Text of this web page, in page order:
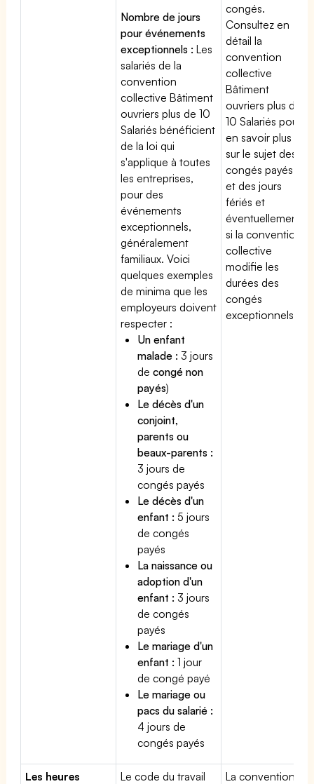
Nombre de jours
pour événements
exceptionnels : Les
salariés de la
convention
collective Bâtiment
ouvriers plus de 10
Salariés bénéficient
de la loi qui
s'applique à toutes
les entreprises,
pour des
événements
exceptionnels,
généralement
familiaux. Voici
quelques exemples
de minima que les
employeurs doivent
respecter :
Un enfant
malade : 3 jours
decongé non
payés)
Le décès d'un
conjoint,
parents ou
beaux-parents :
3 jours de
congés payés
Le décès d'un
enfant : 5 jours
de congés
payés
La naissance ou
adoption d'un
enfant : 3 jours
de congés
payés
Le mariage d'un
enfant : 1 jour
de congé payé
Le mariage ou
pacs du salarié :
4 jours de
congés payés
congés.
Consultez en
détail la
convention
collective
Bâtiment
ouvriers plus de
10 Salariés pour
en savoir plus
sur le sujet des
congés payés
et des jours
fériés et
éventuellement
si la convention
collective
modifie les
durées des
congés
exceptionnels.
Les heures
Le code du travail
La convention